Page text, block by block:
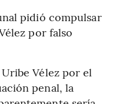
pidió compulsar
por falso
Vélez por el
penal, la